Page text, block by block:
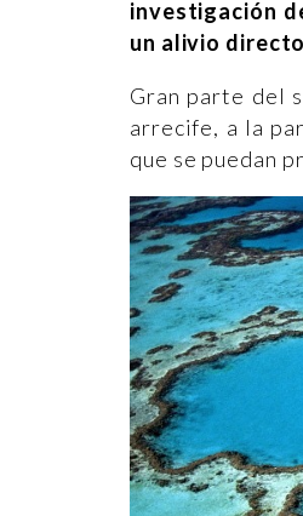
investigación
un alivio
Gran parte del
arrecife, a la
que se puedan